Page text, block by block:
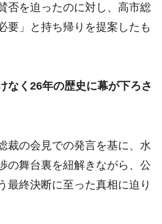
否を迫ったのに対し、高市総
要」と持ち帰りを提案したも
なく26年の歴史に幕が下ろさ
裁の会見での発言を基に、水
の舞台裏を紐解きながら、公
最終決断に至った真相に迫り